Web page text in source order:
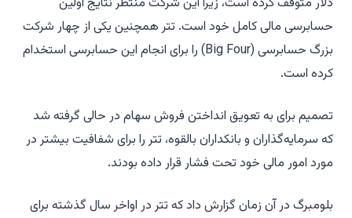
حسابرسی مالی کامل خود است. تتر همچنین یکی از چهار شرکت
بزرگ حسابرسی (Big Four) را برای انجام این حسابرسی استخدام
کرده است.
تصمیم برای به تعویق انداختن فروش سهام در حالی گرفته شد
که سرمایه‌گذاران و بانکداران بالقوه، تتر را برای شفافیت بیشتر در
مورد امور مالی خود تحت فشار قرار داده بودند.
بلومبرگ در آن زمان گزارش داد که تتر در اواخر سال گذشته برای